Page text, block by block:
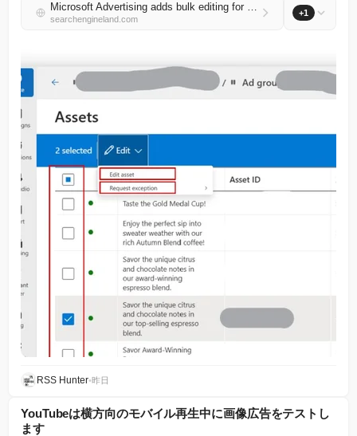
Microsoft Advertising adds bulk editing for disapproved assets
searchengineland.com
+1
RSS Hunter•昨日
YouTubeは横方向のモバイル再生中に画像広告をテストし
ます